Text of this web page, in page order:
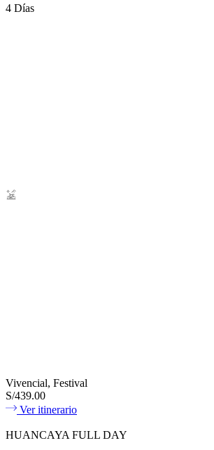
4 Días
Vivencial, Festival
S/439.00
Ver itinerario
HUANCAYA FULL DAY